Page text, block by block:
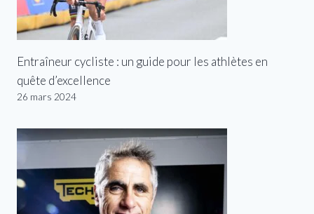
Entraîneur cycliste : un guide pour les athlètes en
quête d’excellence
26 mars 2024